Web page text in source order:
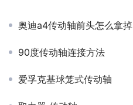
奥迪a4传动轴前头怎么拿掉
90度传动轴连接方法
爱孚克基球笼式传动轴